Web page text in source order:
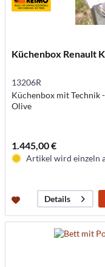
Küchenbox Renault
13206R
Küchenbox mit Technik
Olive
1.445,00 €
Artikel wird einzeln
Details